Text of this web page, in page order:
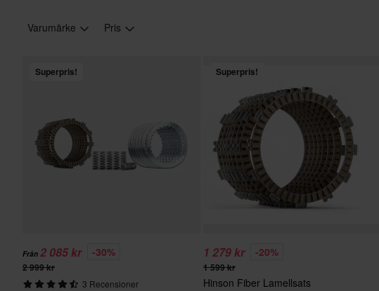
Varumärke Pris
Superpris!
Från 2 085 kr -30%
2 999 kr
3 Recensioner
Superpris!
1 279 kr -20%
1 599 kr
Hinson Fiber Lamellsats